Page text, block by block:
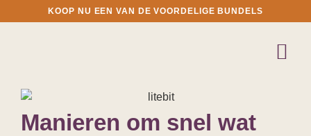
KOOP NU EEN VAN DE VOORDELIGE BUNDELS
Manieren om snel wat